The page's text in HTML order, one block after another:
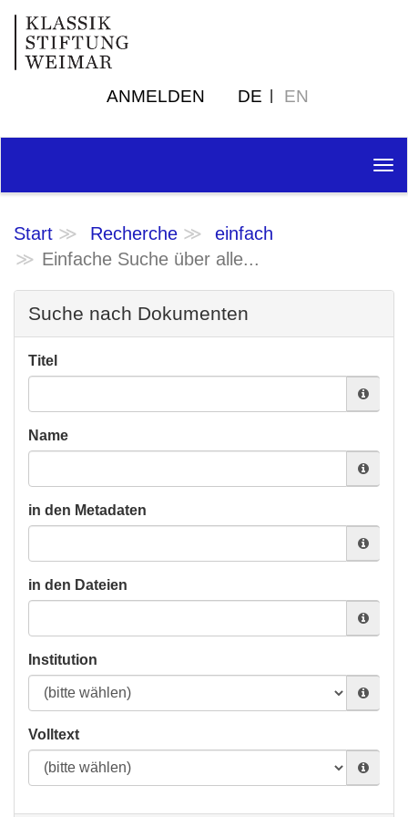
ANMELDEN DE EN
Start Recherche
einfach
Einfache Suche über alle...
Suche nach Dokumenten
Titel
Name
in den Metadaten
in den Dateien
Institution
Volltext